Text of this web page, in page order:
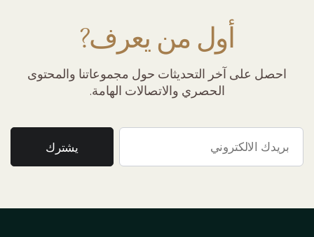
أول من يعرف?
احصل على آخر التحديثات حول مجموعاتنا والمحتوى
الحصري والاتصالات الهامة.